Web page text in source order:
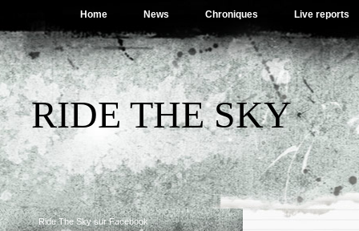
Home News Chroniques Live reports
RIDE THE SKY
Ride The Sky sur Facebook